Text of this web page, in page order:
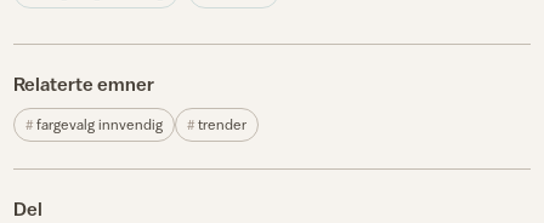
Relaterte emner
fargevalg innvendig trender
Del